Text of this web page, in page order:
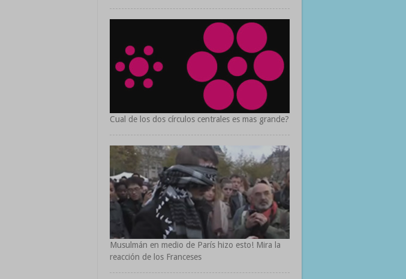
Cual de los dos círculos centrales es mas grande?
Musulmán en medio de París hizo esto! Mira la
reacción de los Franceses